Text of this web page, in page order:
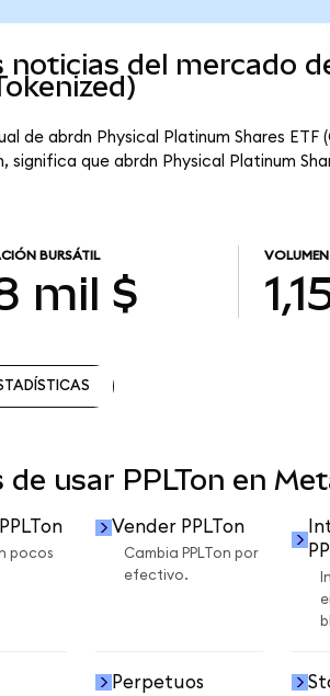
noticias del mercado
de abrdn Physical Platinum Shares
significa que abrdn Physical Platinum
BURSÁTIL
mil $
de usar PPLTon en
pocos
Vender PPLTon
Cambia PPLTon por
efectivo.
Perpetuos